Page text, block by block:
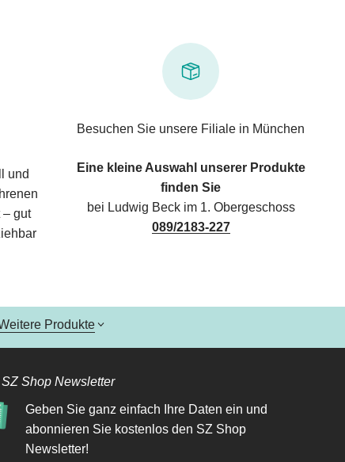
und
– gut
Besuchen Sie unsere Filiale in München
Eine kleine Auswahl unserer Produkte
finden Sie
bei Ludwig Beck im 1. Obergeschoss
089/2183-227
Produkte
Shop Newsletter
Geben Sie ganz einfach Ihre Daten ein und
abonnieren Sie kostenlos den SZ Shop
Newsletter!